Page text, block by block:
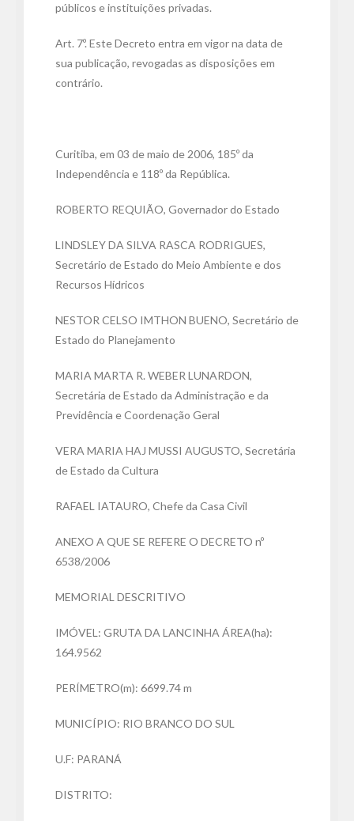
públicos e instituições privadas.
Art. 7º. Este Decreto entra em vigor na data de
sua publicação, revogadas as disposições em
contrário.
Curitiba, em 03 de maio de 2006, 185º da
Independência e 118º da República.
ROBERTO REQUIÃO, Governador do Estado
LINDSLEY DA SILVA RASCA RODRIGUES,
Secretário de Estado do Meio Ambiente e dos
Recursos Hídricos
NESTOR CELSO IMTHON BUENO, Secretário de
Estado do Planejamento
MARIA MARTA R. WEBER LUNARDON,
Secretária de Estado da Administração e da
Previdência e Coordenação Geral
VERA MARIA HAJ MUSSI AUGUSTO, Secretária
de Estado da Cultura
RAFAEL IATAURO, Chefe da Casa Civil
ANEXO A QUE SE REFERE O DECRETO nº
6538/2006
MEMORIAL DESCRITIVO
IMÓVEL: GRUTA DA LANCINHA ÁREA(ha):
164.9562
PERÍMETRO(m): 6699.74 m
MUNICÍPIO: RIO BRANCO DO SUL
U.F: PARANÁ
DISTRITO: